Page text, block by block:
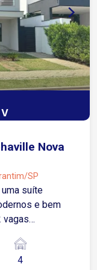
aos
Shopping
Nova
SP
suíte
e bem
vagas
4